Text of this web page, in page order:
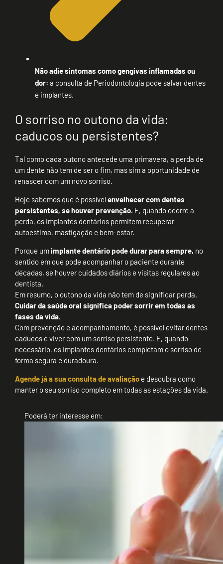
Não adie sintomas como gengivas inflamadas ou
dor: a consulta de Periodontologia pode salvar dentes
e implantes.
O sorriso no outono da vida:
caducos ou persistentes?
Tal como cada outono antecede uma primavera, a perda de
um dente não tem de ser o fim, mas sim a oportunidade de
renascer com um novo sorriso.
Hoje sabemos que é possívelenvelhecer com dentes
persistentes, se houver prevenção. E, quando ocorre a
perda, os implantes dentários permitem recuperar
autoestima, mastigação e bem-estar.
Porque umimplante dentário pode durar para sempre, no
sentido em que pode acompanhar o paciente durante
décadas, se houver cuidados diários e visitas regulares ao
dentista.
Em resumo, o outono da vida não tem de significar perda.
Cuidar da saúde oral significa poder sorrir em todas as
fases da vida.
Com prevenção e acompanhamento, é possível evitar dentes
caducos e viver com um sorriso persistente. E, quando
necessário, os implantes dentários completam o sorriso de
forma segura e duradoura.
Agende já a sua consulta de avaliaçãoe descubra como
manter o seu sorriso completo em todas as estações da vida.
Poderá ter interesse em: